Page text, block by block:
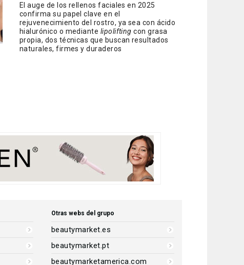
El auge de los rellenos faciales en 2025
confirma su papel clave en el
rejuvenecimiento del rostro, ya sea con ácido
hialurónico o mediante lipolifting con grasa
propia, dos técnicas que buscan resultados
naturales, firmes y duraderos
Otras webs del grupo
beautymarket.es
beautymarket.pt
beautymarketamerica.com